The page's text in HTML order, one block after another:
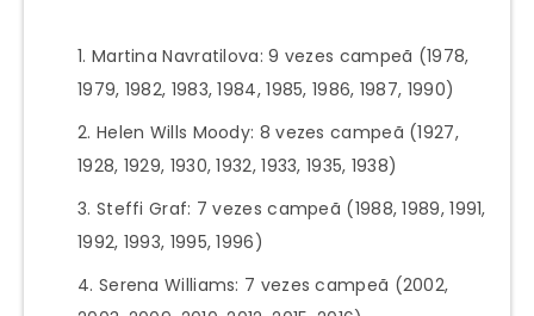
Martina Navratilova: 9 vezes campeã (1978,
1979, 1982, 1983, 1984, 1985, 1986, 1987, 1990)
Helen Wills Moody: 8 vezes campeã (1927,
1928, 1929, 1930, 1932, 1933, 1935, 1938)
Steffi Graf: 7 vezes campeã (1988, 1989, 1991,
1992, 1993, 1995, 1996)
Serena Williams: 7 vezes campeã (2002,